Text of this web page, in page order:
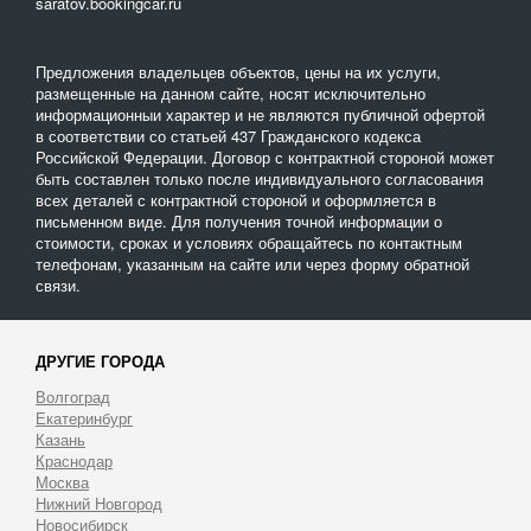
Предложения владельцев объектов, цены на их услуги,
размещенные на данном сайте, носят исключительно
информационныи характер и не являются публичной офертой
в соответствии со статьей 437 Гражданского кодекса
Российской Федерации. Договор с контрактной стороной может
быть составлен только после индивидуального согласования
всех деталей с контрактной стороной и оформляется в
письменном виде. Для получения точной информации о
стоимости, сроках и условиях обращайтесь по контактным
телефонам, указанным на сайте или через форму обратной
связи.
ДРУГИЕ ГОРОДА
Волгоград
Екатеринбург
Казань
Краснодар
Москва
Нижний Новгород
Новосибирск